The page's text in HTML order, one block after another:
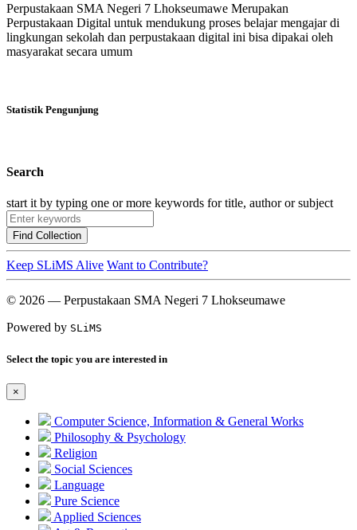
Perpustakaan SMA Negeri 7 Lhokseumawe Merupakan
Perpustakaan Digital untuk mendukung proses belajar mengajar di
lingkungan sekolah dan perpustakaan digital ini bisa dipakai oleh
masyarakat secara umum
Statistik Pengunjung
Search
start it by typing one or more keywords for title, author or subject
Find Collection
Keep SLiMS Alive Want to Contribute?
© 2026 — Perpustakaan SMA Negeri 7 Lhokseumawe
Powered by SLiMS
Select the topic you are interested in
×
Computer Science, Information & General Works
Philosophy & Psychology
Religion
Social Sciences
Language
Pure Science
Applied Sciences